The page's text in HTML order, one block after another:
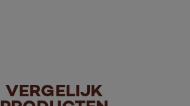
VERGELIJK